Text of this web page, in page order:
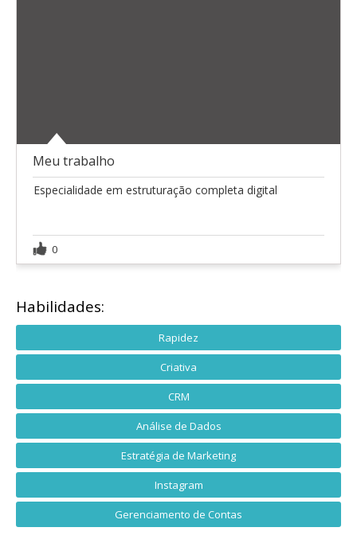
Meu trabalho
Especialidade em estruturação completa digital
0
Habilidades:
Rapidez
Criativa
CRM
Análise de Dados
Estratégia de Marketing
Instagram
Gerenciamento de Contas